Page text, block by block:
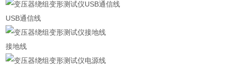
USB通信线
接地线